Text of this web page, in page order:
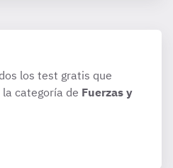
los test gratis que
categoría de Fuerzas y